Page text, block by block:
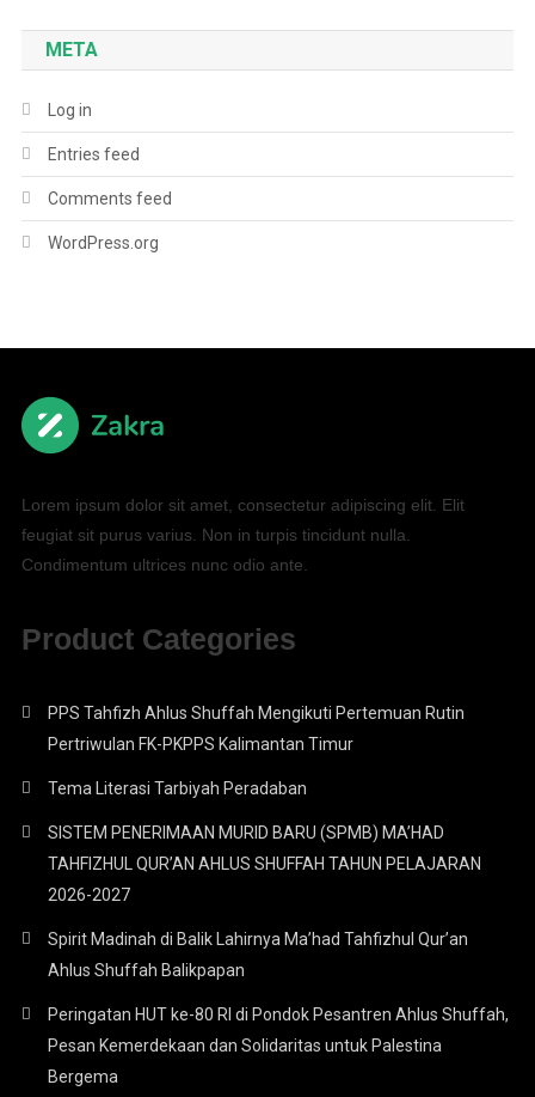
META
Log in
Entries feed
Comments feed
WordPress.org
Lorem ipsum dolor sit amet, consectetur adipiscing elit. Elit
feugiat sit purus varius. Non in turpis tincidunt nulla.
Condimentum ultrices nunc odio ante.
Product Categories
PPS Tahfizh Ahlus Shuffah Mengikuti Pertemuan Rutin
Pertriwulan FK-PKPPS Kalimantan Timur
Tema Literasi Tarbiyah Peradaban
SISTEM PENERIMAAN MURID BARU (SPMB) MA’HAD
TAHFIZHUL QUR’AN AHLUS SHUFFAH TAHUN PELAJARAN
2026-2027
Spirit Madinah di Balik Lahirnya Ma’had Tahfizhul Qur’an
Ahlus Shuffah Balikpapan
Peringatan HUT ke-80 RI di Pondok Pesantren Ahlus Shuffah,
Pesan Kemerdekaan dan Solidaritas untuk Palestina
Bergema